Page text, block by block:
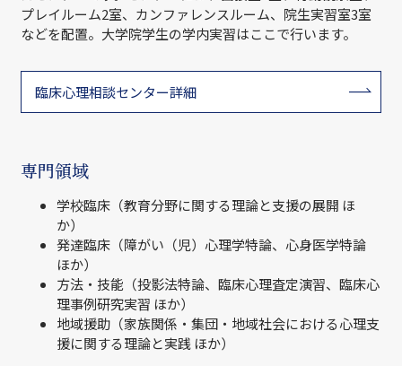
プレイルーム2室、カンファレンスルーム、院生実習室3室
などを配置。大学院学生の学内実習はここで行います。
臨床心理相談センター詳細
専門領域
学校臨床（教育分野に関する理論と支援の展開 ほ
か）
発達臨床（障がい（児）心理学特論、心身医学特論
ほか）
方法・技能（投影法特論、臨床心理査定演習、臨床心
理事例研究実習 ほか）
地域援助（家族関係・集団・地域社会における心理支
援に関する理論と実践 ほか）